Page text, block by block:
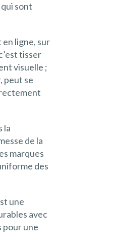
sont
en ligne, sur
tisser
visuelle ;
peut se
la
de la
marques
des
une
avec
pour une